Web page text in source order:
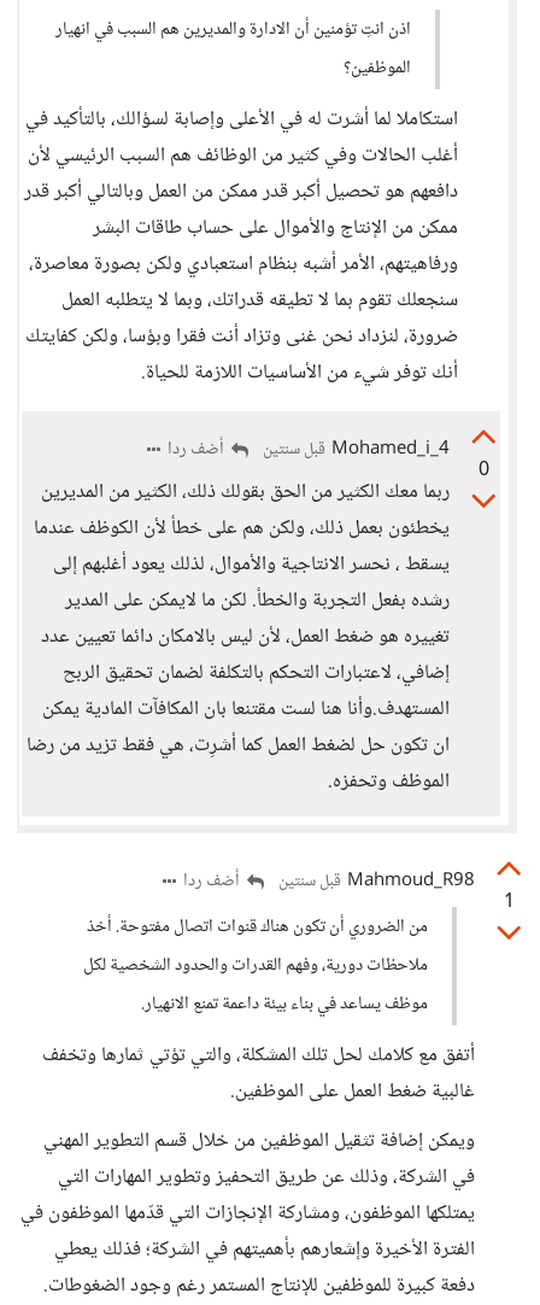
اذن انتِ تؤمنين أن الادارة والمديرين هم السبب في انهيار
الموظفين؟
استكاملا لما أشرت له في الأعلى وإصابة لسؤالك، بالتأكيد في
أغلب الحالات وفي كثير من الوظائف هم السبب الرئيسي لأن
دافعهم هو تحصيل أكبر قدر ممكن من العمل وبالتالي أكبر قدر
ممكن من الإنتاج والأموال على حساب طاقات البشر
ورفاهيتهم، الأمر أشبه بنظام استعبادي ولكن بصورة معاصرة،
سنجعلك تقوم بما لا تطيقه قدراتك، وبما لا يتطلبه العمل
ضرورة، لنزداد نحن غنى وتزاد أنت فقرا وبؤسا، ولكن كفايتك
أنك توفر شيء من الأساسيات اللازمة للحياة.
0
Mohamed_i_4 قبل سنتين أضف ردا
ربما معك الكثير من الحق بقولك ذلك، الكثير من المديرين
يخطئون بعمل ذلك، ولكن هم على خطأ لأن الكوظف عندما
يسقط ، نحسر الانتاجية والأموال، لذلك يعود أغلبهم إلى
رشده بفعل التجربة والخطأ. لكن ما لايمكن على المدير
تغييره هو ضغط العمل، لأن ليس بالامكان دائما تعيين عدد
إضافي، لاعتبارات التحكم بالتكلفة لضمان تحقيق الربح
المستهدف.وأنا هنا لست مقتنعا بان المكافآت المادية يمكن
ان تكون حل لضغط العمل كما أشرِت، هي فقط تزيد من رضا
الموظف وتحفزه.
1
Mahmoud_R98 قبل سنتين
أضف ردا
من الضروري أن تكون هناك قنوات اتصال مفتوحة. أخذ
ملاحظات دورية، وفهم القدرات والحدود الشخصية لكل
موظف يساعد في بناء بيئة داعمة تمنع الانهيار.
أتفق مع كلامك لحل تلك المشكلة، والتي تؤتي ثمارها وتخفف
غالبية ضغط العمل على الموظفين.
ويمكن إضافة تثقيل الموظفين من خلال قسم التطوير المهني
في الشركة، وذلك عن طريق التحفيز وتطوير المهارات التي
يمتلكها الموظفون، ومشاركة الإنجازات التي قدّمها الموظفون في
الفترة الأخيرة وإشعارهم بأهميتهم في الشركة؛ فذلك يعطي
دفعة كبيرة للموظفين للإنتاج المستمر رغم وجود الضغوطات.